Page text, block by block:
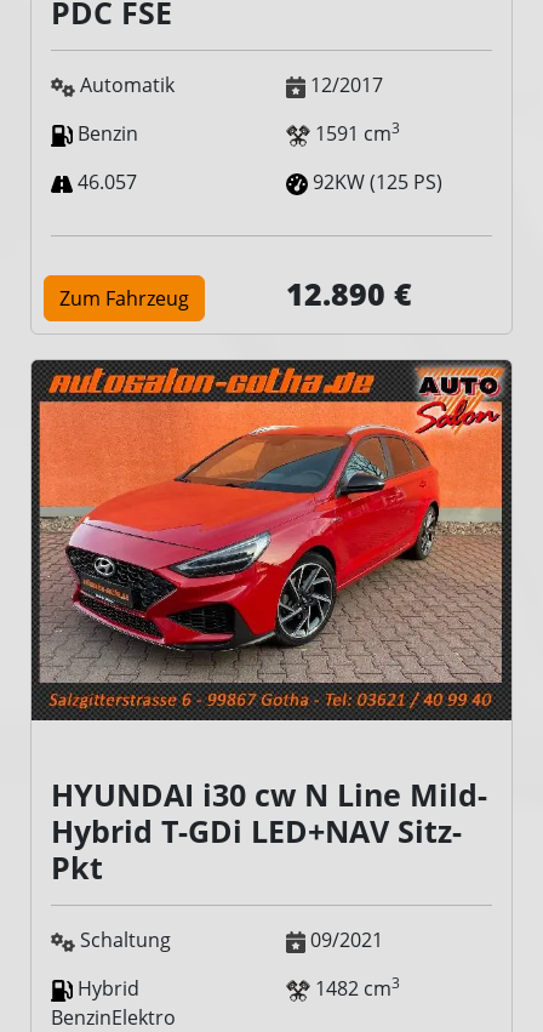
PDC FSE
Automatik
12/2017
Benzin
1591 cm3
46.057 92KW (125 PS)
Zum Fahrzeug 12.890 €
HYUNDAI i30 cw N Line Mild-
Hybrid T-GDi LED+NAV Sitz-
Pkt
Schaltung
09/2021
Hybrid
BenzinElektro
1482 cm3